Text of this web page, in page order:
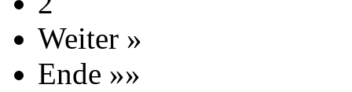
Weiter »
Ende »»